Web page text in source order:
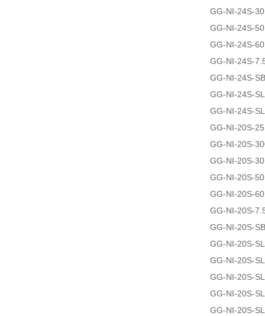
GG-NI-24S-
GG-NI-24S-
GG-NI-24S-
GG-NI-24S-
GG-NI-24S-
GG-NI-24S-
GG-NI-24S-
GG-NI-20S-
GG-NI-20S-
GG-NI-20S-
GG-NI-20S-
GG-NI-20S-
GG-NI-20S-
GG-NI-20S-
GG-NI-20S-
GG-NI-20S-
GG-NI-20S-
GG-NI-20S-
GG-NI-20S-